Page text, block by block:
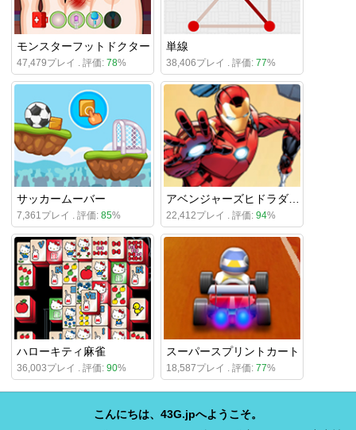
モンスターフットドクター
47,479プレイ . 評価: 78%
単線
38,406プレイ . 評価: 77%
サッカームーバー
7,361プレイ . 評価: 85% 22,412プレイ . 評価: 94%
ハローキティ麻雀
36,003プレイ . 評価: 90%
スーパースプリントカート
18,587プレイ . 評価: 77%
こんにちは、43G.jpへようこそ。